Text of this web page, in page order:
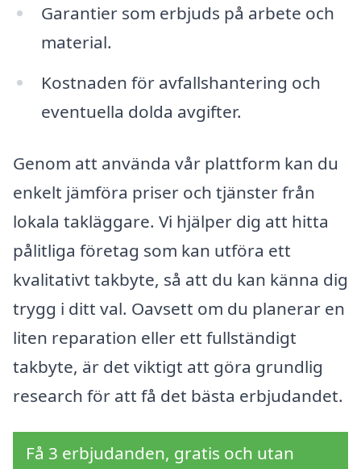
Garantier som erbjuds på arbete och
material.
Kostnaden för avfallshantering och
eventuella dolda avgifter.
Genom att använda vår plattform kan du
enkelt jämföra priser och tjänster från
lokala takläggare. Vi hjälper dig att hitta
pålitliga företag som kan utföra ett
kvalitativt takbyte, så att du kan känna dig
trygg i ditt val. Oavsett om du planerar en
liten reparation eller ett fullständigt
takbyte, är det viktigt att göra grundlig
research för att få det bästa erbjudandet.
Få 3 erbjudanden, gratis och utan